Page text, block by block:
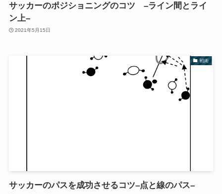
サッカーのポジショニングのコツ –ライン間とライ
ン上–
2021年5月15日
戦術
サッカーのパスを成功させるコツ–点と線のパス–